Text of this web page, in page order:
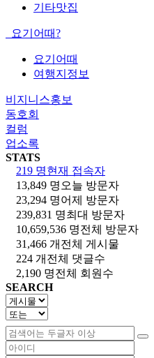
기타맛집
요기어때?
요기어때
여행지정보
비지니스홍보
동호회
컬럼
업소록
STATS
219 명현재 접속자
13,849 명 오늘 방문자
23,294 명어제 방문자
239,831 명최대 방문자
10,659,536 명전체 방문자
31,466 개 전체 게시물
224 개 전체 댓글수
2,190 명전체 회원수
SEARCH